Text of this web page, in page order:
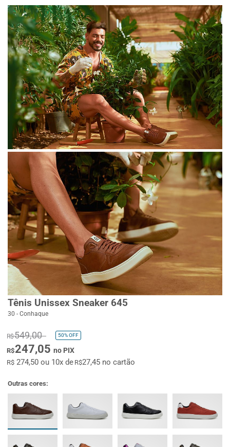
Tênis Unissex Sneaker 645
30 - Conhaque
R$549,00 50%OFF
R$247,05 no PIX
R$ 274,50 ou 10x deR$27,45 no cartão
Outras cores: